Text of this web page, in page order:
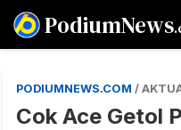
PodiumNews
PODIUMNEWS.COM /
Cok Ace Getol